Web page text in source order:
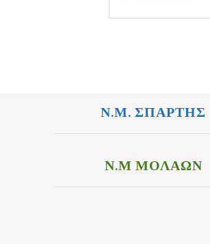
Ν.Μ. ΣΠΑΡΤΗΣ
Ν.Μ ΜΟΛΑΩΝ